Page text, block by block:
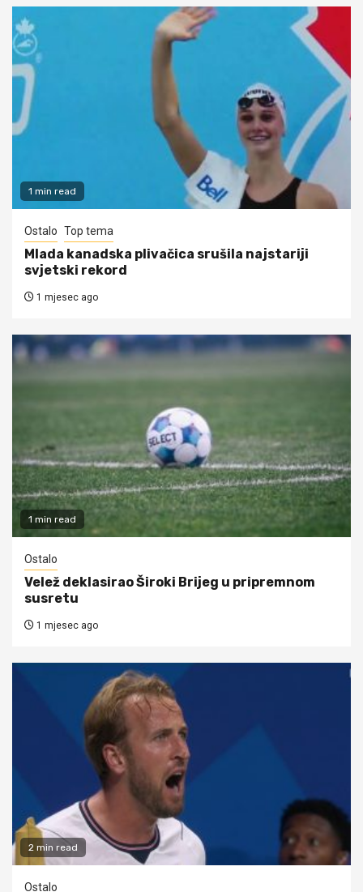
1 min read
Ostalo Top tema
Mlada kanadska plivačica srušila najstariji
svjetski rekord
1 mjesec ago
1 min read
Ostalo
Velež deklasirao Široki Brijeg u pripremnom
susretu
1 mjesec ago
2 min read
Ostalo